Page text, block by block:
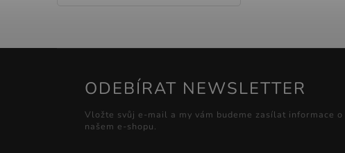
ODEBÍRAT NEWSLETTER
Vložte svůj e-mail a my vám budeme zasílat informace o
našem e-shopu.